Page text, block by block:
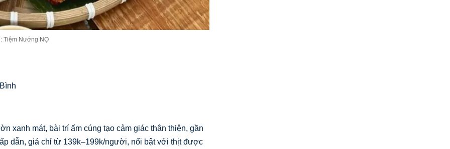
Tiệm Nướng NỌ
xanh mát, bài trí ấm cúng tạo cảm giác thân thiện, gần
dẫn, giá chỉ từ 139k–199k/người, nổi bật với thịt được